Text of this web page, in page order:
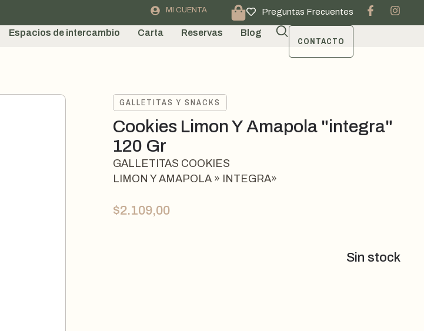
MI CUENTA Preguntas Frecuentes
Espacios de intercambio Carta Reservas Blog
CONTACTO
GALLETITAS Y SNACKS
Cookies Limon Y Amapola "integra"
120 Gr
GALLETITAS COOKIES
LIMON Y AMAPOLA » INTEGRA»
$2.109,00
Sin stock